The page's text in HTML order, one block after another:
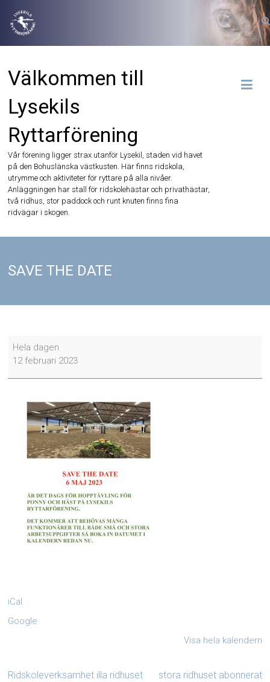
innehåll
Välkommen till
Lysekils
Ryttarförening
Vår förening ligger strax utanför Lysekil, staden vid havet
på den Bohuslänska västkusten. Här finns ridskola,
utrymme och aktiviteter för ryttare på alla nivåer.
Anläggningen har stall för ridskolehästar och privathästar,
två ridhus, stor paddock och runt knuten finns fina
ridvägar i skogen.
SAVE THE DATE
SAVE
THE
Hela dagen
12 februari 2023
iCal
Google
Visa hela kalendern
Ridskoleverksamhet illa ridhuset stora ridhuset abonnerat